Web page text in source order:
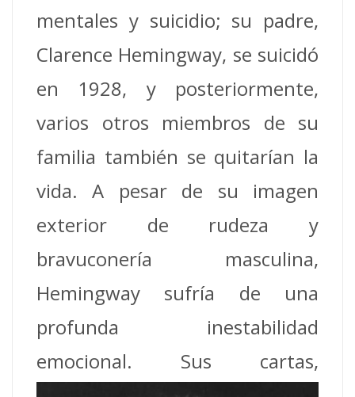
mentales y suicidio; su padre,
Clarence Hemingway, se suicidó
en 1928, y posteriormente,
varios otros miembros de su
familia también se quitarían la
vida. A pesar de su imagen
exterior de rudeza y
bravuconería masculina,
Hemingway sufría de una
profunda inestabilidad
emocional. Sus cartas,